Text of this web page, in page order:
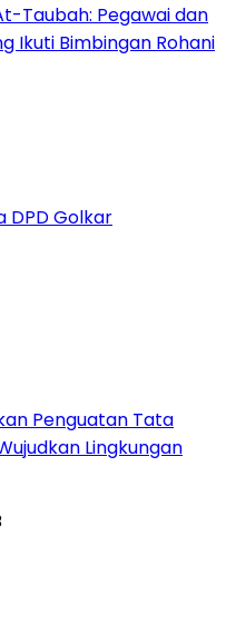
Taubah: Pegawai dan
Ikuti Bimbingan Rohani
DPD Golkar
Penguatan Tata
Lingkungan